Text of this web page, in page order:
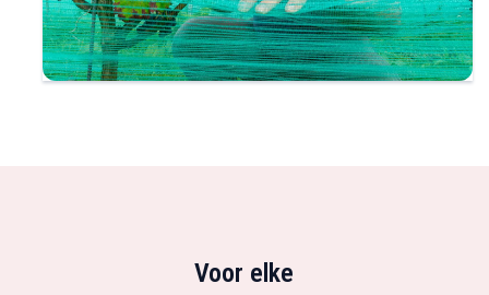
Voor elke